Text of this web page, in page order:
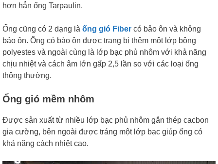
hơn hẳn ống Tarpaulin.
Ống cũng có 2 dạng là ống gió Fiber có bảo ôn và không
bảo ôn. Ống có bảo ôn được trang bị thêm một lớp bông
polyestes và ngoài cùng là lớp bạc phủ nhôm với khả năng
chịu nhiệt và cách âm lớn gấp 2,5 lần so với các loại ống
thông thường.
Ống gió mềm nhôm
Được sản xuất từ nhiều lớp bạc phủ nhôm gắn thép cacbon
gia cường, bên ngoài được tráng một lớp bạc giúp ống có
khả năng cách nhiệt cao.